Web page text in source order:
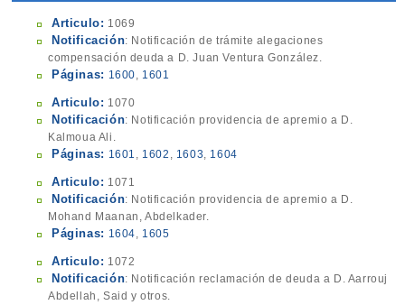
Articulo: 1069
Notificación: Notificación de trámite alegaciones
compensación deuda a D. Juan Ventura González.
Páginas: 1600, 1601
Articulo: 1070
Notificación: Notificación providencia de apremio a D.
Kalmoua Ali.
Páginas: 1601 , 1602 , 1603, 1604
Articulo: 1071
Notificación: Notificación providencia de apremio a D.
Mohand Maanan, Abdelkader.
Páginas: 1604, 1605
Articulo: 1072
Notificación: Notificación reclamación de deuda a D. Aarrouj
Abdellah, Said y otros.